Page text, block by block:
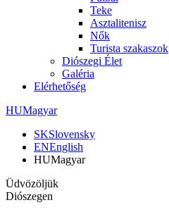
Teke
Asztalitenisz
Nők
Turista szakaszok
Diószegi Élet
Galéria
Elérhetőség
HUMagyar
SKSlovensky
ENEnglish
HUMagyar
Üdvözöljük
Diószegen